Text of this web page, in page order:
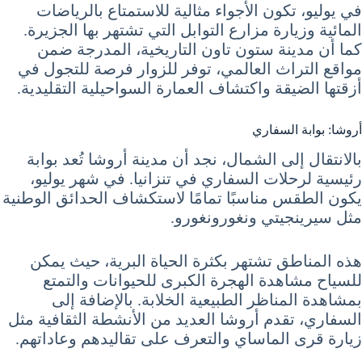
في يوليو، تكون الأجواء مثالية للاستمتاع بالرياضات
المائية وزيارة مزارع التوابل التي تشتهر بها الجزيرة.
كما أن مدينة ستون تاون التاريخية، المدرجة ضمن
مواقع التراث العالمي، توفر للزوار فرصة للتجول في
أزقتها الضيقة واكتشاف العمارة السواحيلية التقليدية.
أروشا: بوابة السفاري
بالانتقال إلى الشمال، نجد أن مدينة أروشا تُعد بوابة
رئيسية لرحلات السفاري في تنزانيا. في شهر يوليو،
يكون الطقس مناسبًا تمامًا لاستكشاف الحدائق الوطنية
مثل سيرينجيتي ونغورونغورو.
هذه المناطق تشتهر بكثرة الحياة البرية، حيث يمكن
للسياح مشاهدة الهجرة الكبرى للحيوانات والتمتع
بمشاهدة المناظر الطبيعية الخلابة. بالإضافة إلى
السفاري، تقدم أروشا العديد من الأنشطة الثقافية مثل
زيارة قرى الماساي والتعرف على تقاليدهم وعاداتهم.